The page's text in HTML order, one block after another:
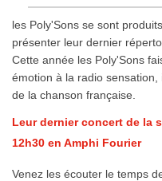
les Poly'Sons se sont
présenter leur dernier
Cette année les Poly'Sons
émotion à la radio
de la chanson française.
Leur dernier concert de la
12h30 en Amphi Fourier
Venez les écouter le temps